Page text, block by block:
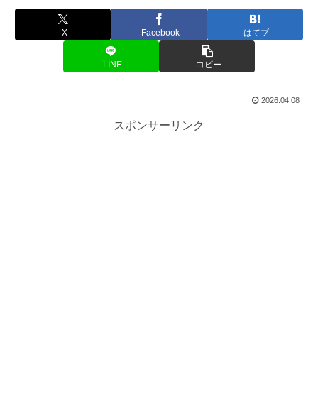
X Facebook はてブ
LINE コピー
2026.04.08
スポンサーリンク